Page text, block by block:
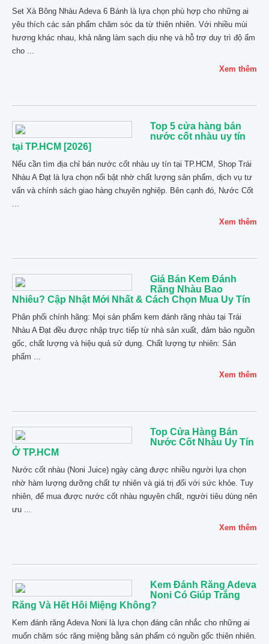
Set Xà Bông Nhàu Adeva 6 Bánh là lựa chọn phù hợp cho những ai
yêu thích các sản phẩm chăm sóc da từ thiên nhiên. Với nhiều mùi
hương khác nhau, khả năng làm sạch dịu nhẹ và hỗ trợ duy trì độ ẩm
cho ...
Xem thêm
Top 5 cửa hàng bán
nước cốt nhàu uy tín
tại TP.HCM [2026]
Nếu cần tìm địa chỉ bán nước cốt nhàu uy tín tại TP.HCM, Shop Trái
Nhàu A Đạt là lựa chọn nổi bật nhờ chất lượng sản phẩm, dịch vụ tư
vấn và chính sách giao hàng chuyên nghiệp. Bên cạnh đó, Nước Cốt
...
Xem thêm
Giá Bán Kem Đánh
Răng Nhàu Bao
Nhiêu? Cập Nhật Mới Nhất & Cách Chọn Mua Uy Tín
Phân phối chính hãng: Mọi sản phẩm kem đánh răng nhàu tại Trái
Nhàu A Đạt đều được nhập trực tiếp từ nhà sản xuất, đảm bảo nguồn
gốc, chất lượng và hiệu quả sử dụng. Chất lượng tự nhiên: Sản
phẩm ...
Xem thêm
Top Cửa Hàng Bán
Nước Cốt Nhàu Uy Tín
Ở TP.HCM
Nước cốt nhàu (Noni Juice) ngày càng được nhiều người lựa chọn
nhờ hàm lượng dưỡng chất tự nhiên và giá trị đối với sức khỏe. Tuy
nhiên, để mua được nước cốt nhàu nguyên chất, người tiêu dùng nên
ưu ...
Xem thêm
Kem Đánh Răng Adeva
Noni Có Giúp Trắng
Răng Và Hết Hôi Miệng Không?
Kem đánh răng Adeva Noni là lựa chọn đáng cân nhắc cho những ai
muốn chăm sóc răng miệng bằng sản phẩm có nguồn gốc thiên nhiên.